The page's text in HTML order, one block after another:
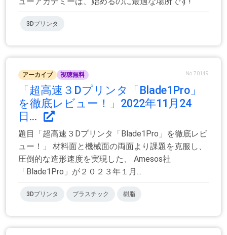
3Dプリンタ
アーカイブ 視聴無料 No.70149
「超高速３Dプリンタ「Blade1Pro」
を徹底レビュー！」2022年11月24
日...
題目「超高速３Dプリンタ「Blade1Pro」を徹底レビ
ュー！」 材料面と機械面の両面より課題を克服し、
圧倒的な造形速度を実現した、 Amesos社
「Blade1Pro」が２０２３年１月...
3Dプリンタ プラスチック 樹脂